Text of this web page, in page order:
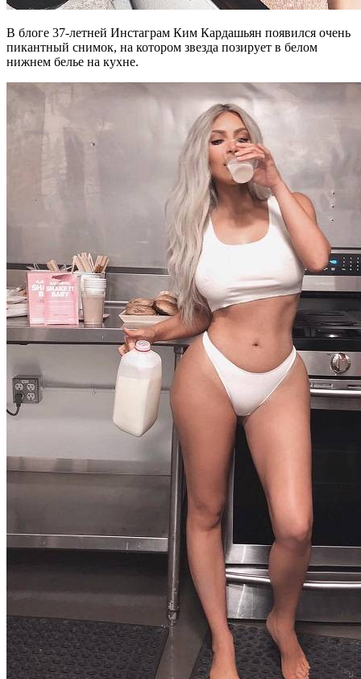
В блоге 37-летней Инстаграм Ким Кардашьян появился очень
пикантный снимок, на котором звезда позирует в белом
нижнем белье на кухне.